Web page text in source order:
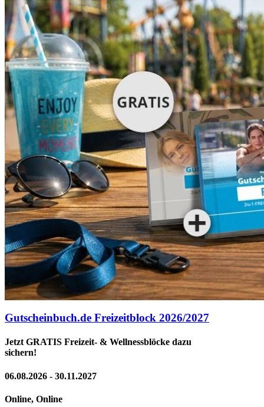
Gutscheinbuch.de Freizeitblock 2026/2027
Jetzt GRATIS Freizeit- & Wellnessblöcke dazu
sichern!
06.08.2026 - 30.11.2027
Online, Online